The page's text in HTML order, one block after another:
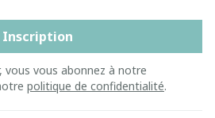
Inscription
vous vous abonnez à notre
politique de confidentialité.